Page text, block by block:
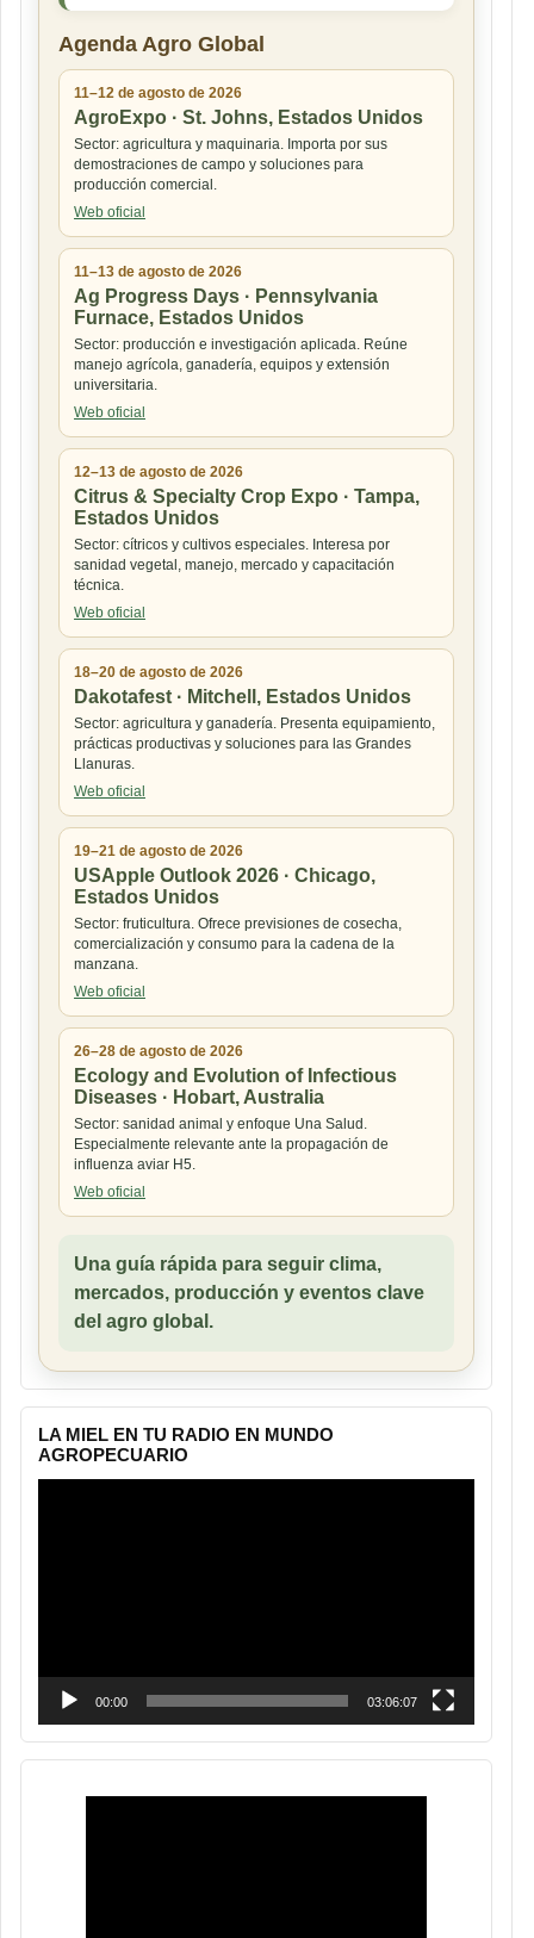
Agenda Agro Global
11–12 de agosto de 2026
AgroExpo · St. Johns, Estados Unidos
Sector: agricultura y maquinaria. Importa por sus
demostraciones de campo y soluciones para
producción comercial.
Web oficial
11–13 de agosto de 2026
Ag Progress Days · Pennsylvania
Furnace, Estados Unidos
Sector: producción e investigación aplicada. Reúne
manejo agrícola, ganadería, equipos y extensión
universitaria.
Web oficial
12–13 de agosto de 2026
Citrus & Specialty Crop Expo · Tampa,
Estados Unidos
Sector: cítricos y cultivos especiales. Interesa por
sanidad vegetal, manejo, mercado y capacitación
técnica.
Web oficial
18–20 de agosto de 2026
Dakotafest · Mitchell, Estados Unidos
Sector: agricultura y ganadería. Presenta equipamiento,
prácticas productivas y soluciones para las Grandes
Llanuras.
Web oficial
19–21 de agosto de 2026
USApple Outlook 2026 · Chicago,
Estados Unidos
Sector: fruticultura. Ofrece previsiones de cosecha,
comercialización y consumo para la cadena de la
manzana.
Web oficial
26–28 de agosto de 2026
Ecology and Evolution of Infectious
Diseases · Hobart, Australia
Sector: sanidad animal y enfoque Una Salud.
Especialmente relevante ante la propagación de
influenza aviar H5.
Web oficial
Una guía rápida para seguir clima,
mercados, producción y eventos clave
del agro global.
LA MIEL EN TU RADIO EN MUNDO
AGROPECUARIO
00:00 03:06:07